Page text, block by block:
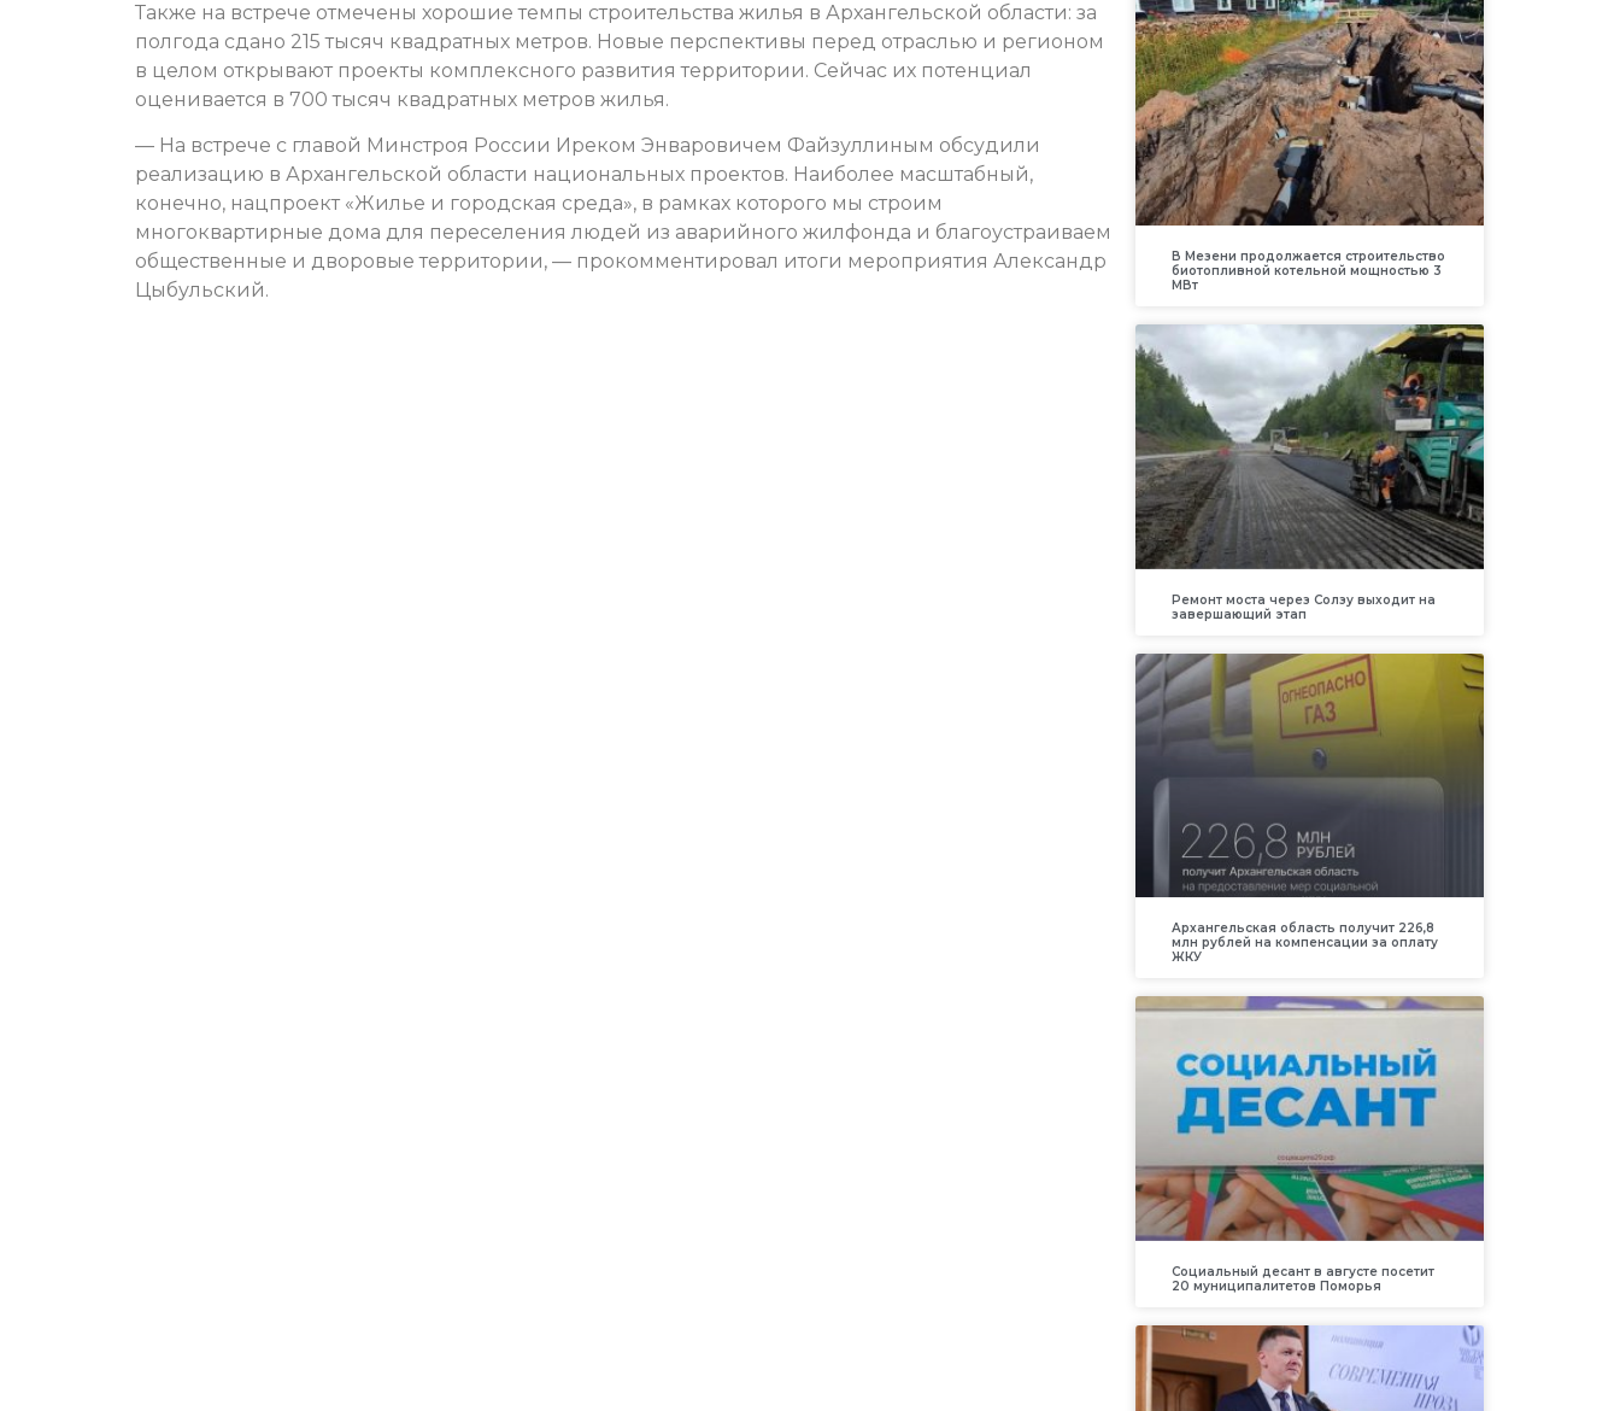
Также на встрече отмечены хорошие темпы строительства жилья в Архангельской области: за
полгода сдано 215 тысяч квадратных метров. Новые перспективы перед отраслью и регионом
в целом открывают проекты комплексного развития территории. Сейчас их потенциал
оценивается в 700 тысяч квадратных метров жилья.
— На встрече с главой Минстроя России Иреком Энваровичем Файзуллиным обсудили
реализацию в Архангельской области национальных проектов. Наиболее масштабный,
конечно, нацпроект «Жилье и городская среда», в рамках которого мы строим
многоквартирные дома для переселения людей из аварийного жилфонда и благоустраиваем
общественные и дворовые территории, — прокомментировал итоги мероприятия Александр
Цыбульский.
В Мезени продолжается строительство
биотопливной котельной мощностью 3
МВт
Ремонт моста через Солзу выходит на
завершающий этап
Архангельская область получит 226,8
млн рублей на компенсации за оплату
ЖКУ
Социальный десант в августе посетит
20 муниципалитетов Поморья